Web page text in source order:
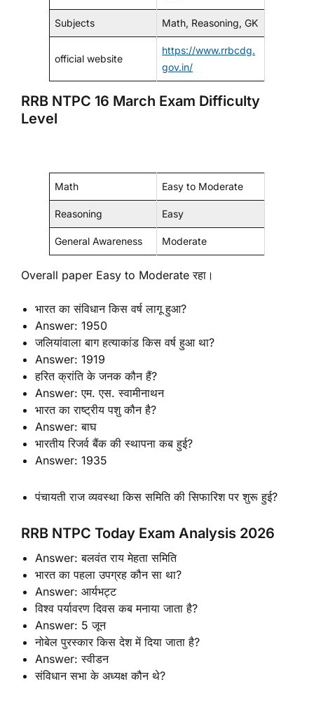
Subjects Math, Reasoning, GK
official website
https://www.rrbcdg.
gov.in/
RRB NTPC 16 March Exam Difficulty
Level
Math Easy to Moderate
Reasoning Easy
General Awareness Moderate
Overall paper Easy to Moderate रहा।
भारत का संविधान किस वर्ष लागू हुआ?
Answer: 1950
जलियांवाला बाग हत्याकांड किस वर्ष हुआ था?
Answer: 1919
हरित क्रांति के जनक कौन हैं?
Answer: एम. एस. स्वामीनाथन
भारत का राष्ट्रीय पशु कौन है?
Answer: बाघ
भारतीय रिजर्व बैंक की स्थापना कब हुई?
Answer: 1935
पंचायती राज व्यवस्था किस समिति की सिफारिश पर शुरू हुई?
RRB NTPC Today Exam Analysis 2026
Answer: बलवंत राय मेहता समिति
भारत का पहला उपग्रह कौन सा था?
Answer: आर्यभट्ट
विश्व पर्यावरण दिवस कब मनाया जाता है?
Answer: 5 जून
नोबेल पुरस्कार किस देश में दिया जाता है?
Answer: स्वीडन
संविधान सभा के अध्यक्ष कौन थे?